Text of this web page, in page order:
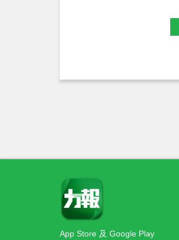
App Store 及 Google Play